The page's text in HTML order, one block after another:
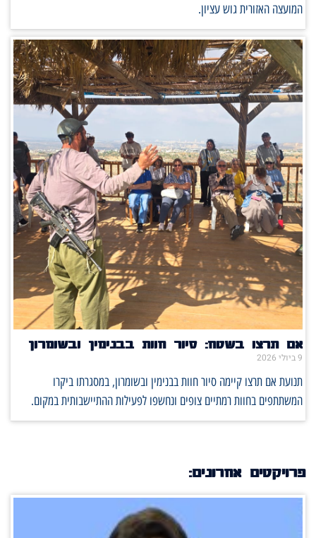
המועצה האזורית גוש עציון.
אם תרצו בשטח: סיור חוות בבנימין ובשומרון
9 ביולי 2026
תנועת אם תרצו קיימה סיור חוות בבנימין ובשומרון, במסגרתו ביקרו
המשתתפים בחוות רמתיים צופים ונחשפו לפעילות ההתיישבותית במקום.
פרויקטים אחרונים: